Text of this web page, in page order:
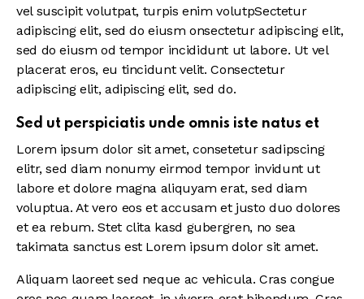
vel suscipit volutpat, turpis enim volutpSectetur
adipiscing elit, sed do eiusm onsectetur adipiscing elit,
sed do eiusm od tempor incididunt ut labore. Ut vel
placerat eros, eu tincidunt velit. Consectetur
adipiscing elit, adipiscing elit, sed do.
Sed ut perspiciatis unde omnis iste natus et
Lorem ipsum dolor sit amet, consetetur sadipscing
elitr, sed diam nonumy eirmod tempor invidunt ut
labore et dolore magna aliquyam erat, sed diam
voluptua. At vero eos et accusam et justo duo dolores
et ea rebum. Stet clita kasd gubergren, no sea
takimata sanctus est Lorem ipsum dolor sit amet.
Aliquam laoreet sed neque ac vehicula. Cras congue